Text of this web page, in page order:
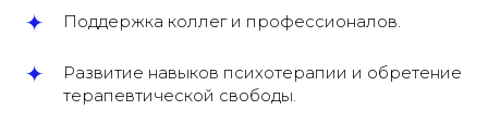
Поддержка коллег и профессионалов.
Развитие навыков психотерапии и обретение
терапевтической свободы.